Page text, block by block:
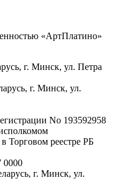
«АртПлатино»
г. Минск, ул. Петра
г. Минск, ул.
No 193592958
Торговом реестре РБ
0000
г. Минск, ул.